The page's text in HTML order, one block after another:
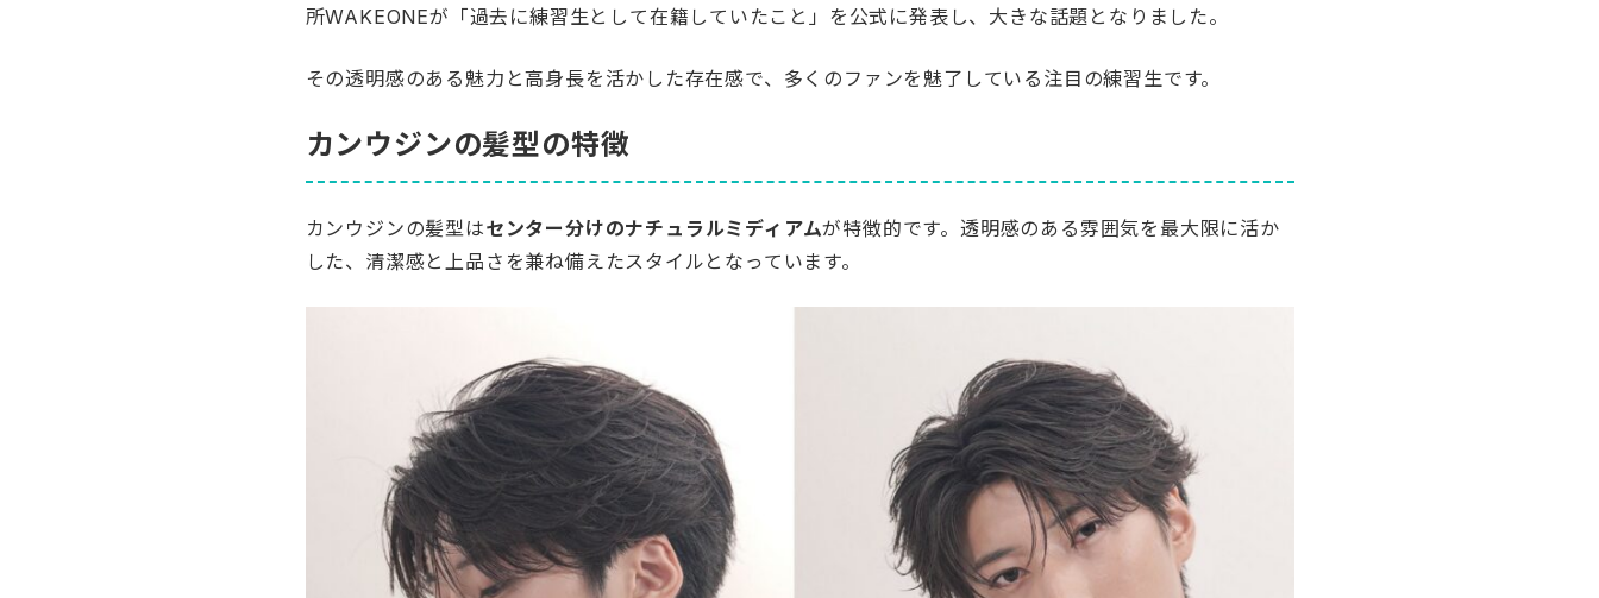
所WAKEONEが「過去に練習生として在籍していたこと」を公式に発表し、大きな話題となりました。
その透明感のある魅力と高身長を活かした存在感で、多くのファンを魅了している注目の練習生です。
カンウジンの髪型の特徴
カンウジンの髪型はセンター分けのナチュラルミディアムが特徴的です。透明感のある雰囲気を最大限に活か
した、清潔感と上品さを兼ね備えたスタイルとなっています。